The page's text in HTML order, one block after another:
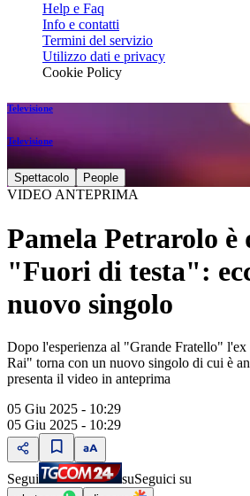
Help e Faq
Info e contatti
Termini del servizio
Utilizzo dati e privacy
Cookie Policy
Televisione
Televisione
Spettacolo People
VIDEO ANTEPRIMA
Pamela Petrarolo è
"Fuori di testa":
nuovo singolo
Dopo l'esperienza al "Grande Fratello"
Rai" torna con un nuovo singolo di cui è
presenta il video in anteprima
05 Giu 2025 - 10:29
05 Giu 2025 - 10:29
Segui suSeguici su